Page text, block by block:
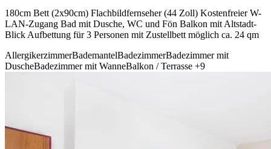
180cm Bett (2x90cm) Flachbildfernseher (44 Zoll) Kostenfreier W-
LAN-Zugang Bad mit Dusche, WC und Fön Balkon mit Altstadt-
Blick Aufbettung für 3 Personen mit Zustellbett möglich ca. 24 qm
AllergikerzimmerBademantelBadezimmerBadezimmer mit
DuscheBadezimmer mit WanneBalkon / Terrasse +9